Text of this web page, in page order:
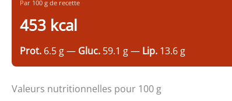
Par 100 g de recette
453 kcal
Prot. 6.5 g — Gluc. 59.1 g — Lip. 13.6 g
Valeurs nutritionnelles pour 100 g